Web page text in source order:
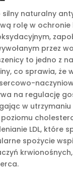
silny naturalny
rolę w ochronie
przez
to jedno z
co sprawia, że
na regulację
w utrzymaniu
LDL, które
spożycie